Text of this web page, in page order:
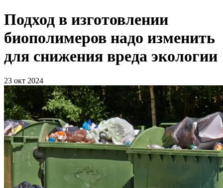
Подход в изготовлении
биополимеров надо изменить
для снижения вреда экологии
23 окт 2024